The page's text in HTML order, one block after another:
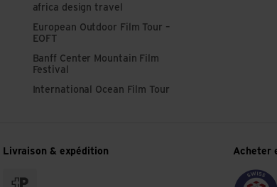
africa design travel
European Outdoor Film Tour –
EOFT
Banff Center Mountain Film
Festival
International Ocean Film Tour
Livraison & expédition Acheter